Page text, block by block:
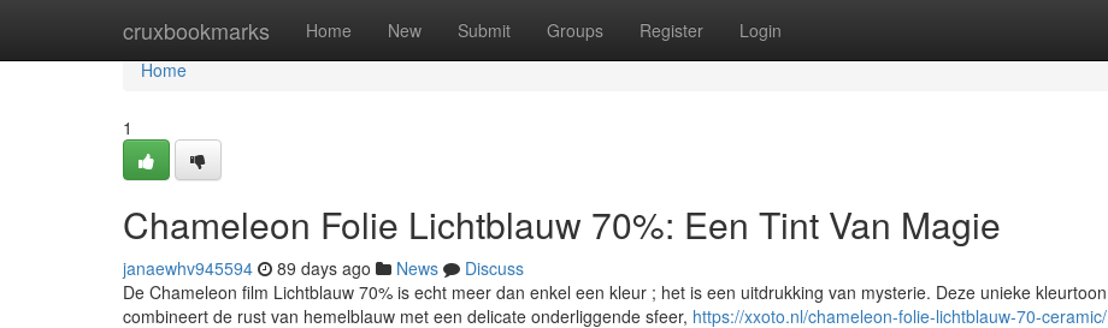
cruxbookmarks Home New Submit Groups Register Login
Home
Home
1
Chameleon Folie Lichtblauw 70%: Een Tint Van Magie
janaewhv945594 89 days ago News
Discuss
De Chameleon film Lichtblauw 70% is echt meer dan enkel een kleur ; het is een uitdrukking van mysterie. Deze unieke kleurtoon
combineert de rust van hemelblauw met een delicate onderliggende sfeer, https://xxoto.nl/chameleon-folie-lichtblauw-70-ceramic/